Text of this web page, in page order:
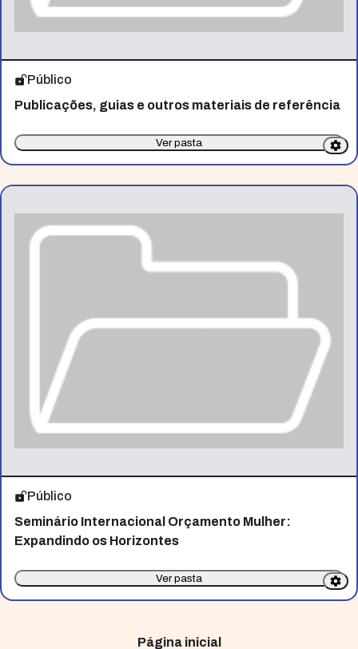
Público
Publicações, guias e outros materiais de referência
Ver pasta
Público
Seminário Internacional Orçamento Mulher:
Expandindo os Horizontes
Ver pasta
Página inicial